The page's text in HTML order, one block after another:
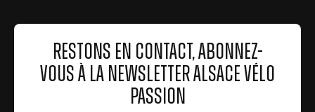
RESTONS EN CONTACT, ABONNEZ-
VOUS À LA NEWSLETTER ALSACE VÉLO
PASSION